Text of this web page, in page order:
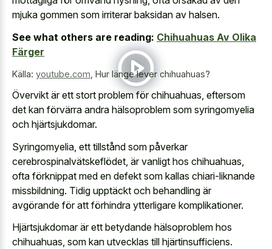
mjuka gommen som irriterar baksidan av halsen.
See what others are reading: Chihuahuas Av Olika
Färger
Källa: youtube.com Hur länge lever chihuahuas?
Övervikt är ett stort problem för chihuahuas, eftersom
det kan förvärra andra hälsoproblem som syringomyelia
och hjärtsjukdomar.
Syringomyelia, ett tillstånd som påverkar
cerebrospinalvätskeflödet, är vanligt hos chihuahuas,
ofta förknippat med en defekt som kallas chiari-liknande
missbildning. Tidig upptäckt och behandling är
avgörande för att förhindra ytterligare komplikationer.
Hjärtsjukdomar är ett betydande hälsoproblem hos
chihuahuas, som kan utvecklas till hjärtinsufficiens.